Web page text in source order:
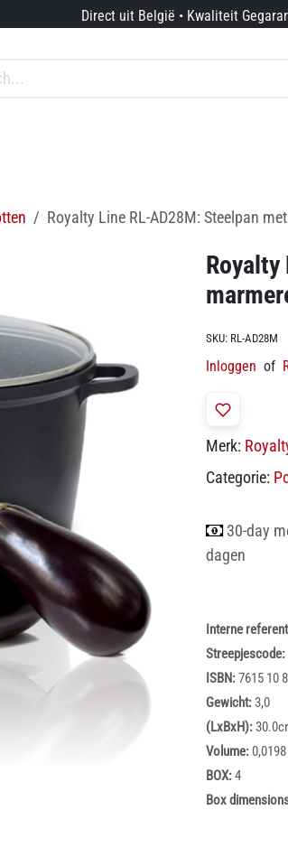
Direct uit België • Kwaliteit
Royalty Line RL-AD28M: Steelpan
Royalty
SKU: RL-AD28M
Inloggen of
Merk:
Categorie:
30-day
dagen
Interne
Streepjescode:
ISBN:7615 10
Gewicht:3,0
(LxBxH):
Volume:0,0198
BOX:4
Box